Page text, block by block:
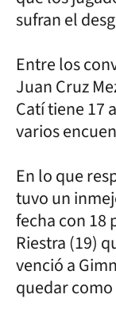
sufran el
Entre los
Juan Cruz
Catí tiene 17
varios
En lo que
tuvo un
fecha con 18
Riestra (19)
venció a
quedar